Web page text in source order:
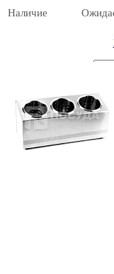
Наличие